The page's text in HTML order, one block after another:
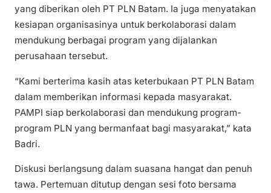
yang diberikan oleh PT PLN Batam. Ia juga menyatakan
kesiapan organisasinya untuk berkolaborasi dalam
mendukung berbagai program yang dijalankan
perusahaan tersebut.
“Kami berterima kasih atas keterbukaan PT PLN Batam
dalam memberikan informasi kepada masyarakat.
PAMPI siap berkolaborasi dan mendukung program-
program PLN yang bermanfaat bagi masyarakat,” kata
Badri.
Diskusi berlangsung dalam suasana hangat dan penuh
tawa. Pertemuan ditutup dengan sesi foto bersama